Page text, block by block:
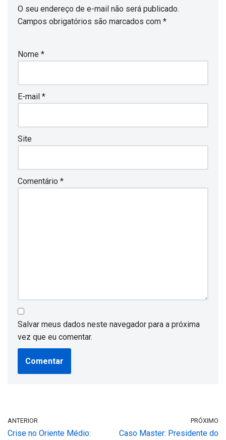
O seu endereço de e-mail não será publicado.
Campos obrigatórios são marcados com *
Nome *
E-mail *
Site
Comentário *
Salvar meus dados neste navegador para a próxima
vez que eu comentar.
ANTERIOR
Crise no Oriente Médio:
PRÓXIMO
Caso Master: Presidente do